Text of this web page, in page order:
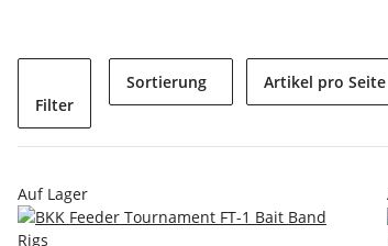
Filter
Sortierung Artikel pro Seite
Auf Lager